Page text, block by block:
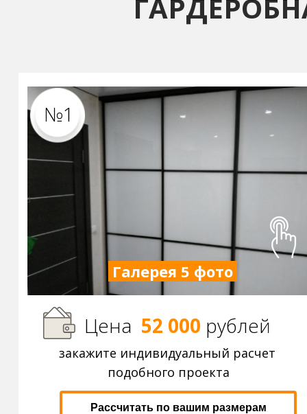
Цена 52 000 рублей
№1
Галерея 5 фото
Рассчитать по вашим размерам
закажите индивидуальный расчет
подобного проекта